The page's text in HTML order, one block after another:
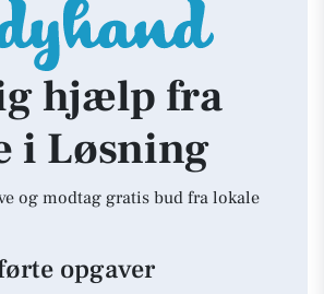
hjælp fra
i Løsning
og modtag gratis bud fra lokale
opgaver